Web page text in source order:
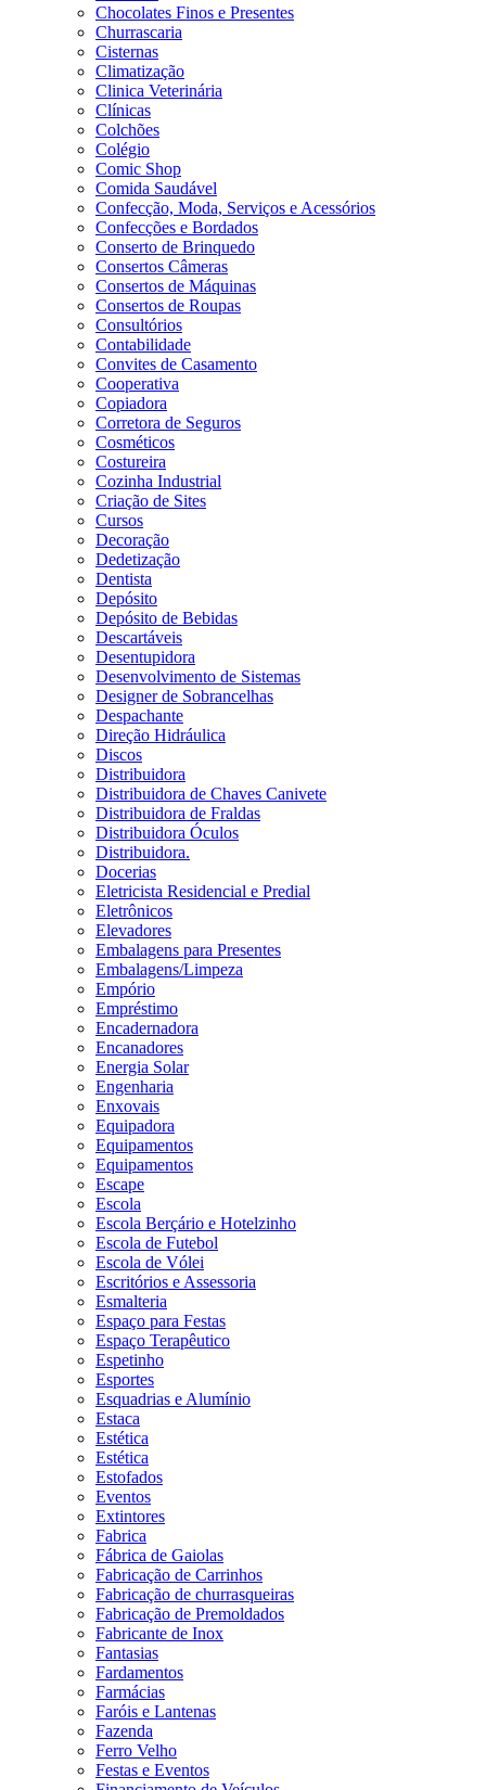
Chocolates Finos e Presentes
Churrascaria
Cisternas
Climatização
Clinica Veterinária
Clínicas
Colchões
Colégio
Comic Shop
Comida Saudável
Confecção, Moda, Serviços e Acessórios
Confecções e Bordados
Conserto de Brinquedo
Consertos Câmeras
Consertos de Máquinas
Consertos de Roupas
Consultórios
Contabilidade
Convites de Casamento
Cooperativa
Copiadora
Corretora de Seguros
Cosméticos
Costureira
Cozinha Industrial
Criação de Sites
Cursos
Decoração
Dedetização
Dentista
Depósito
Depósito de Bebidas
Descartáveis
Desentupidora
Desenvolvimento de Sistemas
Designer de Sobrancelhas
Despachante
Direção Hidráulica
Discos
Distribuidora
Distribuidora de Chaves Canivete
Distribuidora de Fraldas
Distribuidora Óculos
Distribuidora.
Docerias
Eletricista Residencial e Predial
Eletrônicos
Elevadores
Embalagens para Presentes
Embalagens/Limpeza
Empório
Empréstimo
Encadernadora
Encanadores
Energia Solar
Engenharia
Enxovais
Equipadora
Equipamentos
Equipamentos
Escape
Escola
Escola Berçário e Hotelzinho
Escola de Futebol
Escola de Vólei
Escritórios e Assessoria
Esmalteria
Espaço para Festas
Espaço Terapêutico
Espetinho
Esportes
Esquadrias e Alumínio
Estaca
Estética
Estética
Estofados
Eventos
Extintores
Fabrica
Fábrica de Gaiolas
Fabricação de Carrinhos
Fabricação de churrasqueiras
Fabricação de Premoldados
Fabricante de Inox
Fantasias
Fardamentos
Farmácias
Faróis e Lantenas
Fazenda
Ferro Velho
Festas e Eventos